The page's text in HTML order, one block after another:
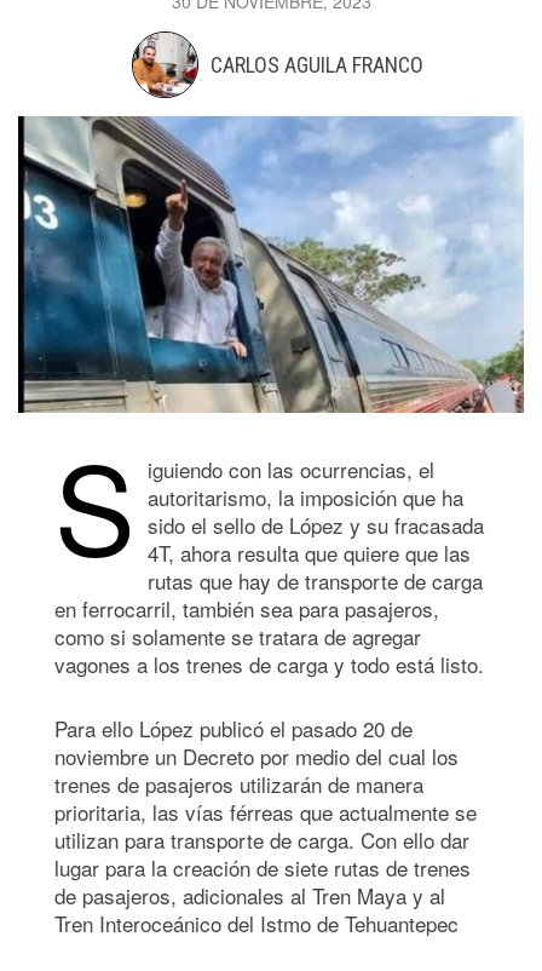
CARLOS AGUILA FRANCO
S
iguiendo con las ocurrencias, el
autoritarismo, la imposición que ha
sido el sello de López y su fracasada
4T, ahora resulta que quiere que las
rutas que hay de transporte de carga
en ferrocarril, también sea para pasajeros,
como si solamente se tratara de agregar
vagones a los trenes de carga y todo está listo.
Para ello López publicó el pasado 20 de
noviembre un Decreto por medio del cual los
trenes de pasajeros utilizarán de manera
prioritaria, las vías férreas que actualmente se
utilizan para transporte de carga. Con ello dar
lugar para la creación de siete rutas de trenes
de pasajeros, adicionales al Tren Maya y al
Tren Interoceánico del Istmo de Tehuantepec